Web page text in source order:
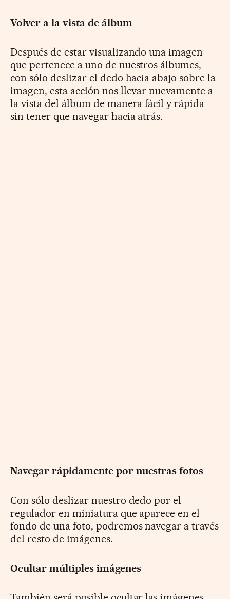
Volver a la vista de álbum
Después de estar visualizando una imagen
que pertenece a uno de nuestros álbumes,
con sólo deslizar el dedo hacia abajo sobre la
imagen, esta acción nos llevar nuevamente a
la vista del álbum de manera fácil y rápida
sin tener que navegar hacia atrás.
Navegar rápidamente por nuestras fotos
Con sólo deslizar nuestro dedo por el
regulador en miniatura que aparece en el
fondo de una foto, podremos navegar a través
del resto de imágenes.
Ocultar múltiples imágenes